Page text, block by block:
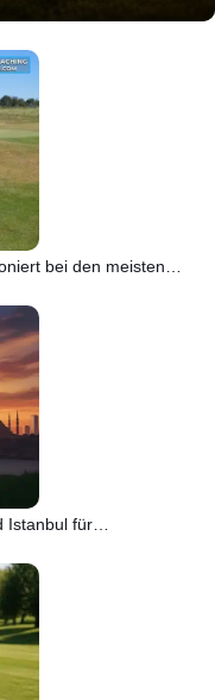
bei den meisten…
Istanbul für…